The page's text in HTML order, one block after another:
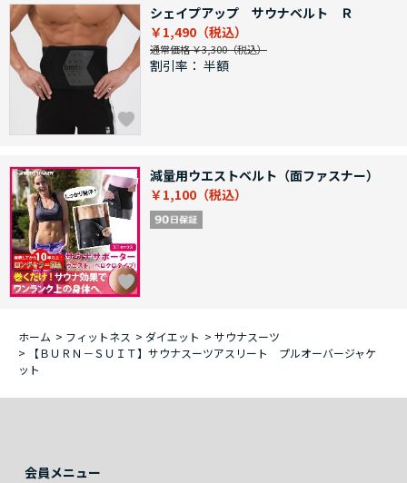
シェイプアップ サウナベルト Ｒ
￥1,490
通常価格 ￥3,300
割引率： 半額
減量用ウエストベルト（面ファスナー）
￥1,100
ホーム > フィットネス > ダイエット > サウナスーツ
>
【ＢＵＲＮ－ＳＵＩＴ】サウナスーツアスリート プルオーバージャケ
ット
会員メニュー